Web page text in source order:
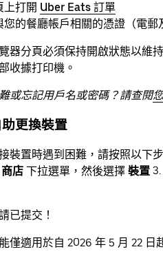
上打開 Uber Eats 訂單
您的餐廳帳戶相關的憑證（電
器分頁必須保持開啟狀態以維
收據打印機。
或忘記用戶名或密碼？請查閱
更換裝置
裝置時遇到困難，請按照以下
商店 下拉選單，然後選擇 裝置
已提交！
僅適用於自 2026 年 5 月 22